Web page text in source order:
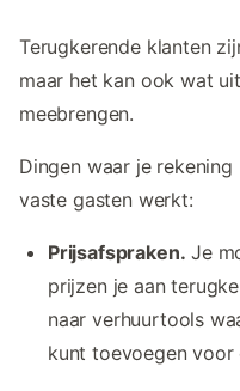
Terugkerende klanten
maar het kan ook wat
meebrengen.
Dingen waar je
vaste gasten werkt:
Prijsafspraken. Je
prijzen je aan
naar verhuurtools
kunt toevoegen voor